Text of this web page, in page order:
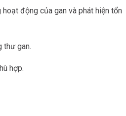
động của gan và phát hiện tổn
thư gan.
hợp.